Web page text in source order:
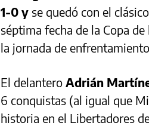
1-0 y se quedó con el
séptima fecha de la Copa
la jornada de
El delantero Adrián
6 conquistas (al igual que
historia en el Libertadores